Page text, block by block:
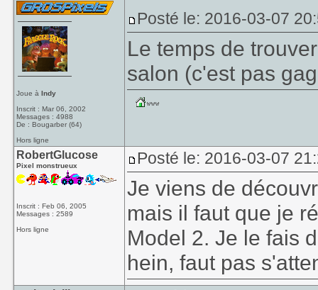
Joue àIndy
Inscrit : Mar 06, 2002
Messages : 4988
De : Bougarber (64)
Hors ligne
Posté le: 2016-03-07
Le temps de
salon (c'est pas
RobertGlucose
Pixel monstrueux
Inscrit : Feb 06, 2005
Messages : 2589
Hors ligne
Posté le: 2016-03-07
Je viens de
mais il faut que je
Model 2. Je le fais
hein, faut pas